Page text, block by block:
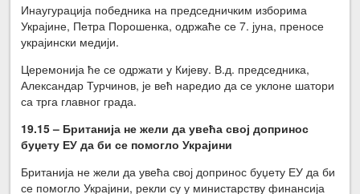
Инаугурација победника на председничким изборима
Украјине, Петра Порошенка, одржаће се 7. јуна, преносе
украјински медији.
Церемонија ће се одржати у Кијеву. В.д. председника,
Александар Турчинов, је већ наредио да се уклоне шатори
са трга главног града.
19.15 – Британија не жели да увећа свој допринос
буџету ЕУ да би се помогло Украјини
Британија не жели да увећа свој допринос буџету ЕУ да би
се помогло Украјини, рекли су у министарству финансија